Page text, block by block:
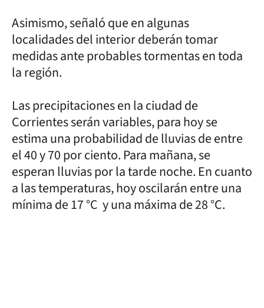
Asimismo, señaló que en algunas
localidades del interior deberán tomar
medidas ante probables tormentas en toda
la región.
Las precipitaciones en la ciudad de
Corrientes serán variables, para hoy se
estima una probabilidad de lluvias de entre
el 40 y 70 por ciento. Para mañana, se
esperan lluvias por la tarde noche. En cuanto
a las temperaturas, hoy oscilarán entre una
mínima de 17 °C y una máxima de 28 °C.